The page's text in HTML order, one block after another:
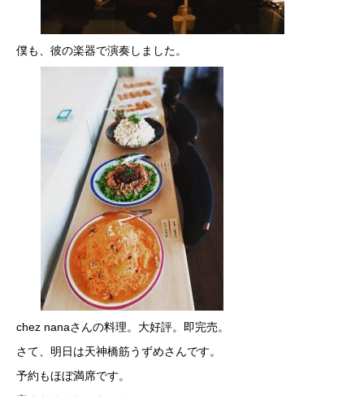
僕も、彼の楽器で演奏しました。
chez nanaさんの料理。大好評。即完売。
さて、明日は天神橋筋うずめさんです。
予約もほぼ満席です。